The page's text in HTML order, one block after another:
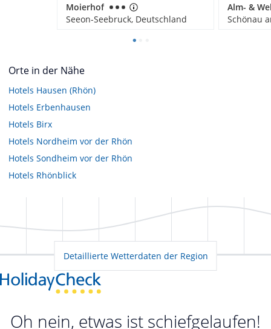
Moierhof
Seeon-Seebruck, Deutschland
Orte in der Nähe
Hotels Hausen (Rhön)
Hotels Erbenhausen
Hotels Birx
Hotels Nordheim vor der Rhön
Hotels Sondheim vor der Rhön
Hotels Rhönblick
Detaillierte Wetterdaten der Region
Oh nein, etwas ist schiefgelaufen!